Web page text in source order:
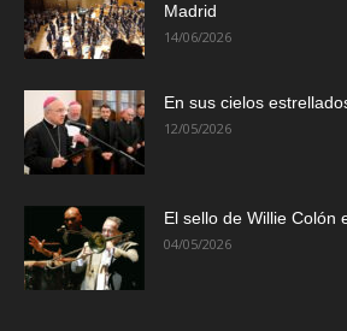
Madrid
14/06/2026
En sus cielos
12/05/2026
El sello de Willie Colón
04/05/2026